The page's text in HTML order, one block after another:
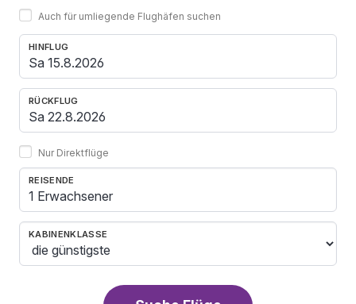
Auch für umliegende Flughäfen suchen
HINFLUG
RÜCKFLUG
Nur Direktflüge
REISENDE
1 Erwachsener
KABINENKLASSE